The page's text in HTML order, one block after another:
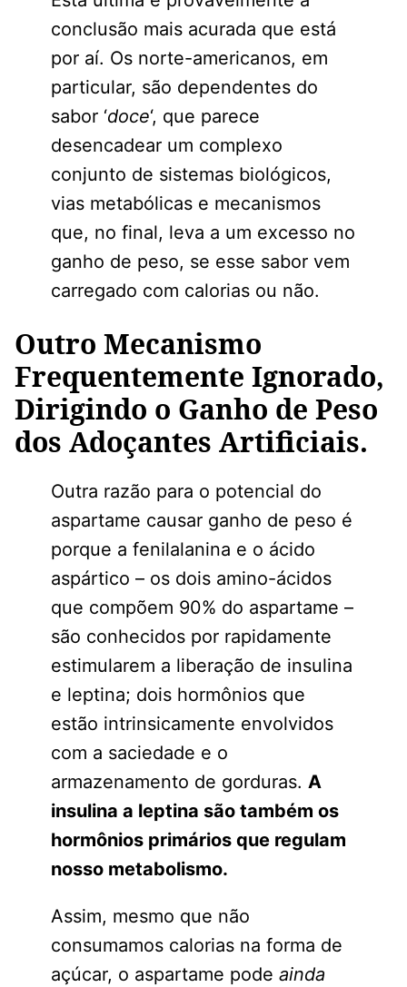
conclusão mais acurada que está
por aí. Os norte-americanos, em
particular, são dependentes do
sabor ‘doce‘, que parece
desencadear um complexo
conjunto de sistemas biológicos,
vias metabólicas e mecanismos
que, no final, leva a um excesso no
ganho de peso, se esse sabor vem
carregado com calorias ou não.
Outro Mecanismo
Frequentemente Ignorado,
Dirigindo o Ganho de Peso
dos Adoçantes Artificiais.
Outra razão para o potencial do
aspartame causar ganho de peso é
porque a fenilalanina e o ácido
aspártico – os dois amino-ácidos
que compõem 90% do aspartame –
são conhecidos por rapidamente
estimularem a liberação de insulina
e leptina; dois hormônios que
estão intrinsicamente envolvidos
com a saciedade e o
armazenamento de gorduras. A
insulina a leptina são também os
hormônios primários que regulam
nosso metabolismo.
Assim, mesmo que não
consumamos calorias na forma de
açúcar, o aspartame pode ainda